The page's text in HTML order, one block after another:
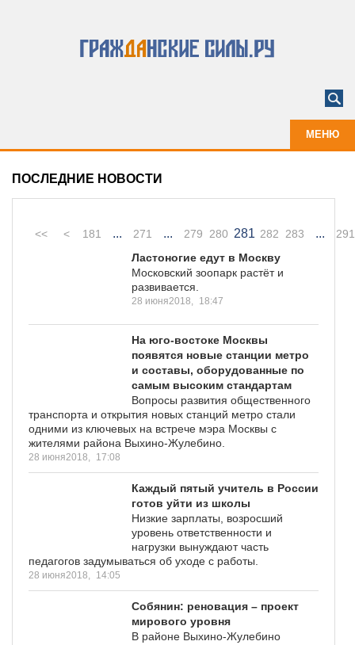
МЕНЮ
ПОСЛЕДНИЕ НОВОСТИ
<< < 181 ... 271 ... 279 280 281 282 283 ...
291
Ластоногие едут в Москву
Московский зоопарк растёт и
развивается.
28 июня2018, 18:47
На юго-востоке Москвы
появятся новые станции метро
и составы, оборудованные по
самым высоким стандартам
Вопросы развития общественного
транспорта и открытия новых станций метро стали
одними из ключевых на встрече мэра Москвы с
жителями района Выхино-Жулебино.
28 июня2018, 17:08
Каждый пятый учитель в России
готов уйти из школы
Низкие зарплаты, возросший
уровень ответственности и
нагрузки вынуждают часть
педагогов задумываться об уходе с работы.
28 июня2018, 14:05
Собянин: реновация – проект
мирового уровня
В районе Выхино-Жулебино